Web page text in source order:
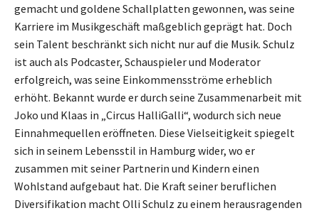
gemacht und goldene Schallplatten gewonnen, was seine
Karriere im Musikgeschäft maßgeblich geprägt hat. Doch
sein Talent beschränkt sich nicht nur auf die Musik. Schulz
ist auch als Podcaster, Schauspieler und Moderator
erfolgreich, was seine Einkommensströme erheblich
erhöht. Bekannt wurde er durch seine Zusammenarbeit mit
Joko und Klaas in „Circus HalliGalli“, wodurch sich neue
Einnahmequellen eröffneten. Diese Vielseitigkeit spiegelt
sich in seinem Lebensstil in Hamburg wider, wo er
zusammen mit seiner Partnerin und Kindern einen
Wohlstand aufgebaut hat. Die Kraft seiner beruflichen
Diversifikation macht Olli Schulz zu einem herausragenden